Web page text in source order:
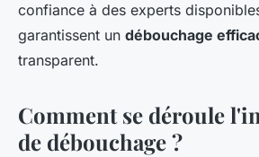
confiance à des experts
garantissent un débouchage
transparent.
Comment se déroule
de débouchage ?